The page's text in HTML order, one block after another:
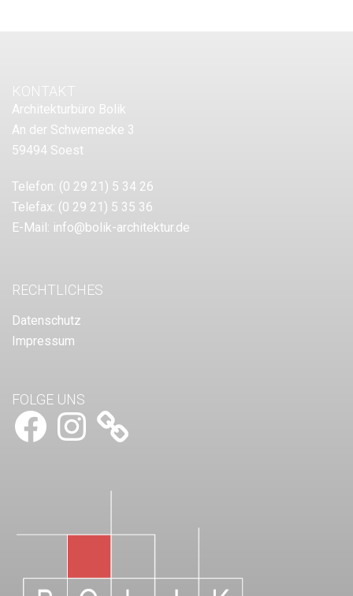
KONTAKT
Architekturbüro Bolik
An der Schwemecke 3
59494 Soest
Telefon: (0 29 21) 5 34 26
Telefax: (0 29 21) 5 35 36
E-Mail: info@bolik-architektur.de
RECHTLICHES
Datenschutz
Impressum
FOLGE UNS
FacebookInstagram